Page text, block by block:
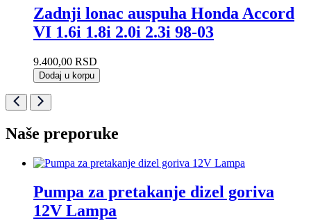
Zadnji lonac auspuha Honda Accord
VI 1.6i 1.8i 2.0i 2.3i 98-03
9.400,00 RSD
Dodaj u korpu
Naše preporuke
Pumpa za pretakanje dizel goriva
12V Lampa